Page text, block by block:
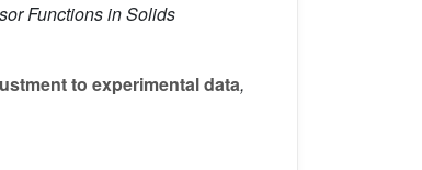
Functions in Solids
to experimental data,